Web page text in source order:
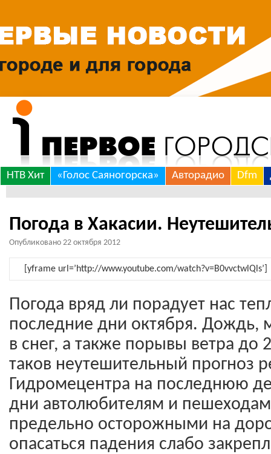
Skip
НТВ Хит «Голос Саяногорска» Авторадио Dfm
Погода в Хакасии.
Опубликовано 22 октября 2012
[yframe url=’http://www.youtube.com/watch?v=B0vvctwlQls’]
Погода вряд ли порадует нас
последние дни октября. Дождь,
в снег, а также порывы ветра до
таков неутешительный прогноз
Гидромецентра на последнюю
дни автолюбителям и
предельно осторожными на
опасаться падения слабо